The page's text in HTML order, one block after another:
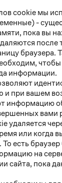
cookie мы
-
пока вы
после
браузера.
информации.
и при вашем
информацию
вами
удаляется
или когда
есть браузер
на
сайта, пока